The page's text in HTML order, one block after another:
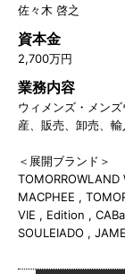
佐々木 啓之
資本金
2,700万円
業務内容
ウィメンズ・メン
産、販売、卸売、
＜展開ブランド＞
MACPHEE ,
VIE , Edition ,
SOULEIADO ,